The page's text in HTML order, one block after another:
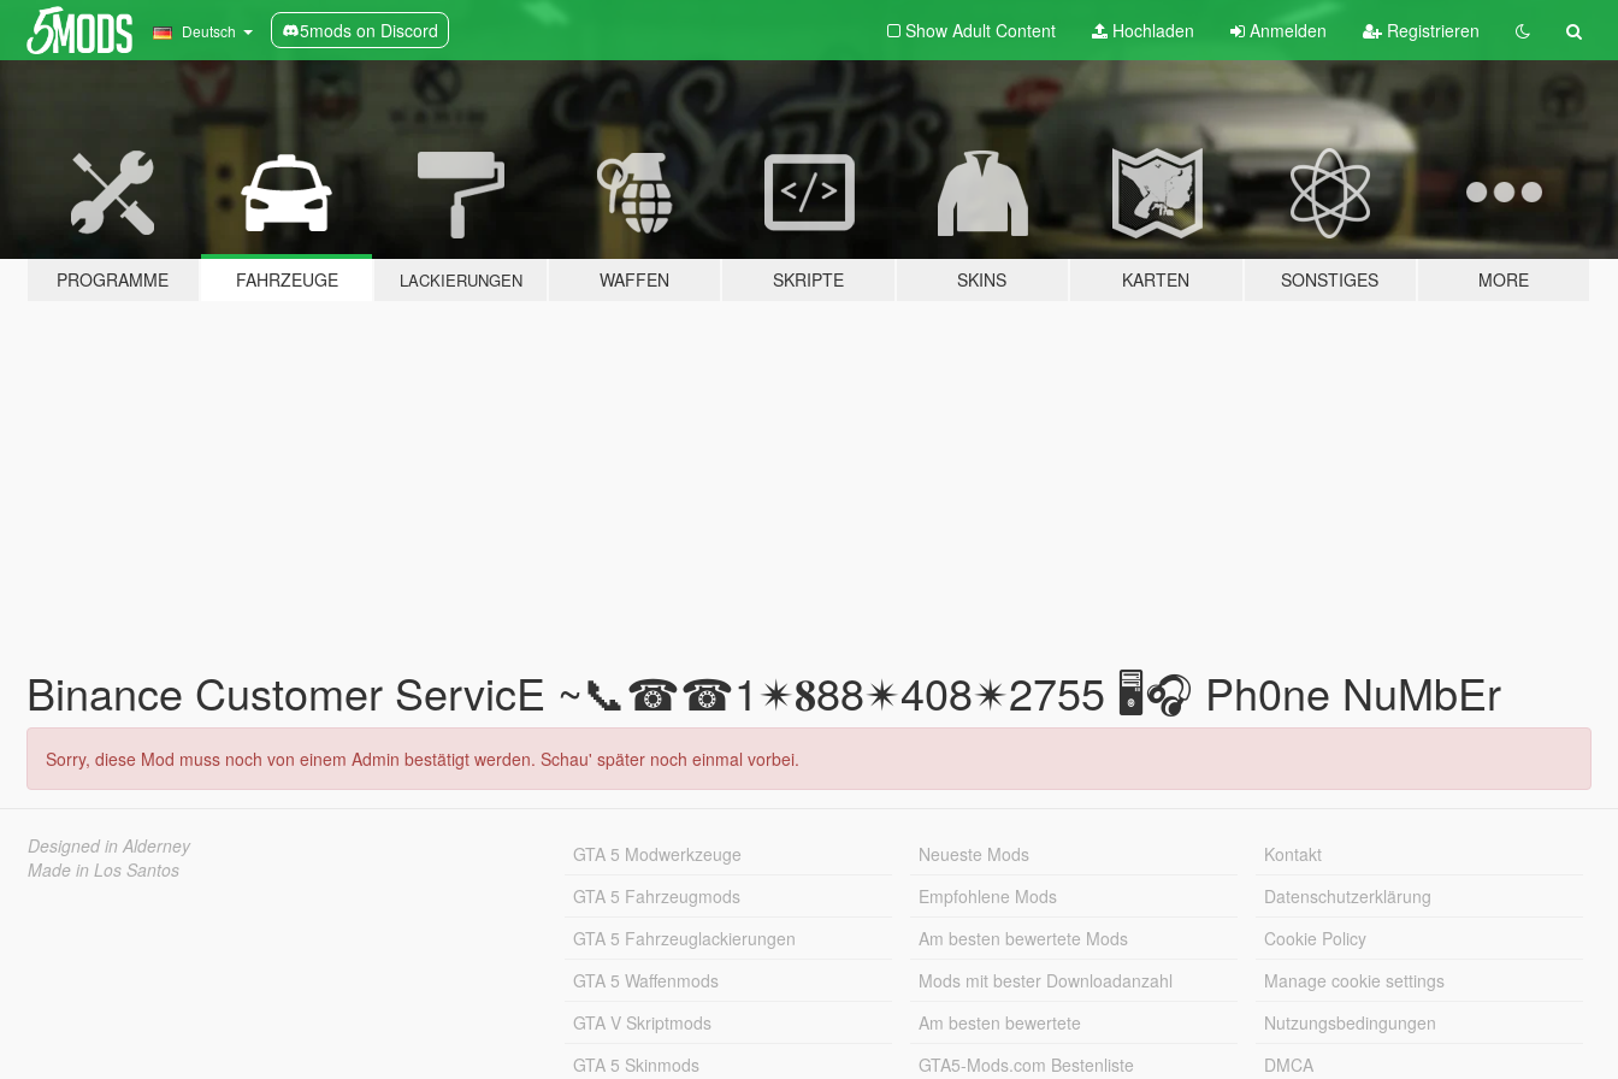
Deutsch 5mods on Discord Show Adult Content Hochladen Anmelden Registrieren
PROGRAMME FAHRZEUGE LACKIERUNGEN WAFFEN SKRIPTE SKINS KARTEN SONSTIGES MORE
Binance Customer ServicE ~📞☎☎1✴𝟖88✴408✴2755 🖥🎧 Ph0ne NuMbEr
Sorry, diese Mod muss noch von einem Admin bestätigt werden. Schau' später noch einmal vorbei.
Designed in Alderney
Made in Los Santos
GTA 5 Modwerkzeuge
GTA 5 Fahrzeugmods
GTA 5 Fahrzeuglackierungen
GTA 5 Waffenmods
GTA V Skriptmods
GTA 5 Skinmods
Neueste Mods
Empfohlene Mods
Am besten bewertete Mods
Mods mit bester Downloadanzahl
Am besten bewertete
GTA5-Mods.com Bestenliste
Kontakt
Datenschutzerklärung
Cookie Policy
Manage cookie settings
Nutzungsbedingungen
DMCA